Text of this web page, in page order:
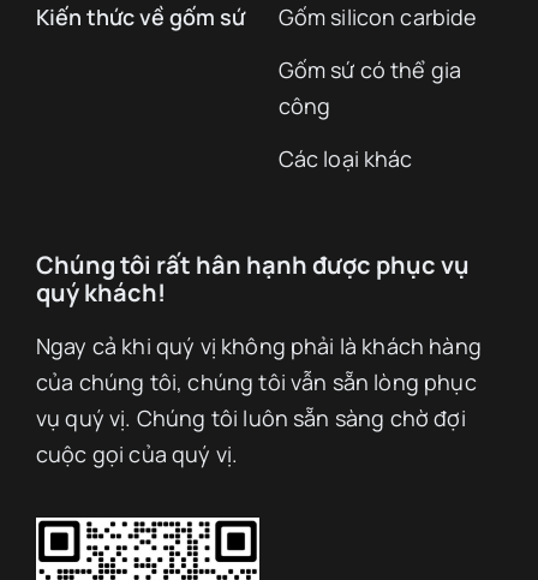
Kiến thức về gốm sứ
Gốm silicon carbide
Gốm sứ có thể gia
công
Các loại khác
Chúng tôi rất hân hạnh được phục vụ
quý khách!
Ngay cả khi quý vị không phải là khách hàng
của chúng tôi, chúng tôi vẫn sẵn lòng phục
vụ quý vị. Chúng tôi luôn sẵn sàng chờ đợi
cuộc gọi của quý vị.